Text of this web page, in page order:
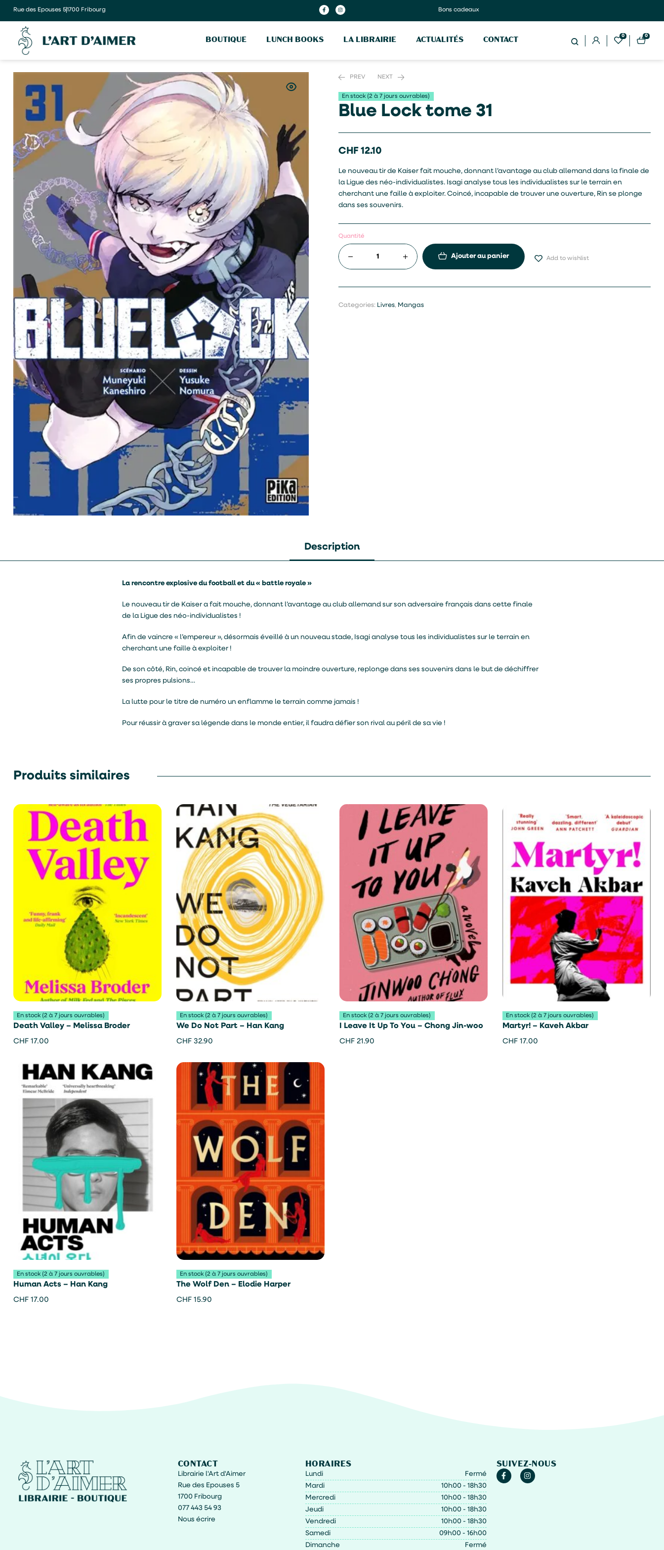
Rue des Epouses 51700 Fribourg Bons cadeaux
BOUTIQUE LUNCH BOOKS LA LIBRAIRIE ACTUALITÉS CONTACT
0 0
PREV NEXT
En stock (2 à 7 jours ouvrables)
Blue Lock tome 31
CHF 12.10
Le nouveau tir de Kaiser fait mouche, donnant l’avantage au club allemand dans la finale de
la Ligue des néo-individualistes. Isagi analyse tous les individualistes sur le terrain en
cherchant une faille à exploiter. Coincé, incapable de trouver une ouverture, Rin se plonge
dans ses souvenirs.
Quantité
Ajouter au panier Add to wishlist
Categories: Livres, Mangas
Description
La rencontre explosive du football et du « battle royale »
Le nouveau tir de Kaiser a fait mouche, donnant l’avantage au club allemand sur son adversaire français dans cette finale
de la Ligue des néo-individualistes !
Afin de vaincre « l’empereur », désormais éveillé à un nouveau stade, Isagi analyse tous les individualistes sur le terrain en
cherchant une faille à exploiter !
De son côté, Rin, coincé et incapable de trouver la moindre ouverture, replonge dans ses souvenirs dans le but de déchiffrer
ses propres pulsions…
La lutte pour le titre de numéro un enflamme le terrain comme jamais !
Pour réussir à graver sa légende dans le monde entier, il faudra défier son rival au péril de sa vie !
Produits similaires
En stock (2 à 7 jours ouvrables)
Death Valley – Melissa Broder
CHF 17.00
En stock (2 à 7 jours ouvrables)
We Do Not Part – Han Kang
CHF 32.90
En stock (2 à 7 jours ouvrables)
I Leave It Up To You – Chong Jin-woo
CHF 21.90
En stock (2 à 7 jours ouvrables)
Martyr! – Kaveh Akbar
CHF 17.00
En stock (2 à 7 jours ouvrables)
Human Acts – Han Kang
CHF 17.00
En stock (2 à 7 jours ouvrables)
The Wolf Den – Elodie Harper
CHF 15.90
CONTACT
Librairie l'Art d'Aimer
Rue des Epouses 5
1700 Fribourg
077 443 54 93
Nous écrire
HORAIRES
Lundi
Fermé
Mardi
10h00 - 18h30
Mercredi
10h00 - 18h30
Jeudi
10h00 - 18h30
Vendredi
10h00 - 18h30
Samedi
09h00 - 16h00
Dimanche
Fermé
SUIVEZ-NOUS